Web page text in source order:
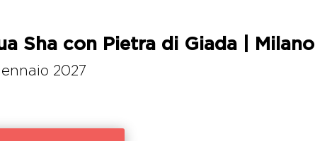
Sha con Pietra di Giada | Milano
2027